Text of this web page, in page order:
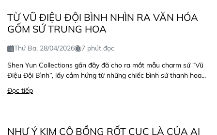
TỪ VŨ ĐIỆU ĐỘI BÌNH NHÌN RA VĂN HÓA
GỐM SỨ TRUNG HOA
Thứ Ba, 28/04/2026
7 phút đọc
Shen Yun Collections gần đây đã cho ra mắt mẫu charm sứ “Vũ
Điệu Đội Bình”, lấy cảm hứng từ những chiếc bình sứ thanh hoa...
Đọc tiếp
NHƯ Ý KIM CÔ BỔNG RỐT CỤC LÀ CỦA AI